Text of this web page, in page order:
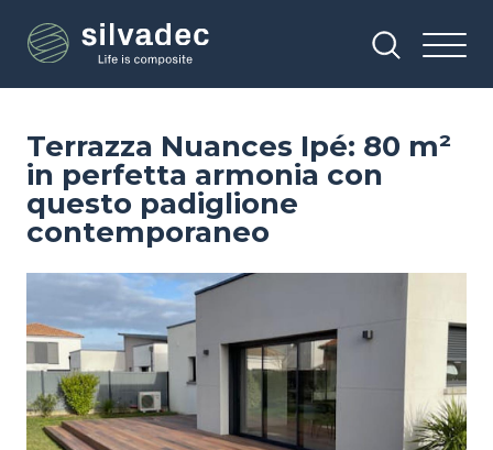
contenuto
Terrazza Nuances Ipé: 80 m²
in perfetta armonia con
questo padiglione
contemporaneo
Image